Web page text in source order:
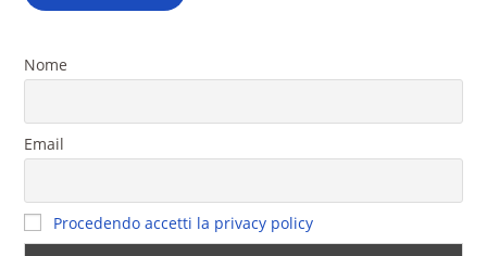
Nome
Email
Procedendo accetti la privacy policy